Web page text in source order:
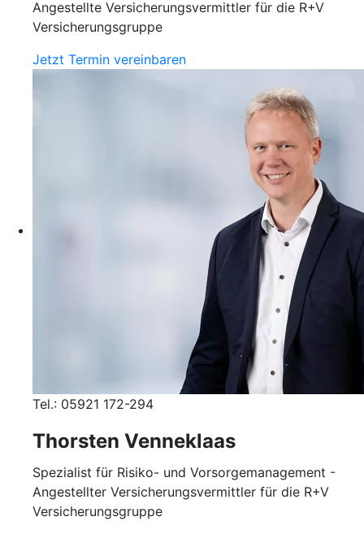
Angestellte Versicherungsvermittler für die R+V
Versicherungsgruppe
Jetzt Termin vereinbaren
Tel.: 05921 172-294
Thorsten Venneklaas
Spezialist für Risiko- und Vorsorgemanagement -
Angestellter Versicherungsvermittler für die R+V
Versicherungsgruppe